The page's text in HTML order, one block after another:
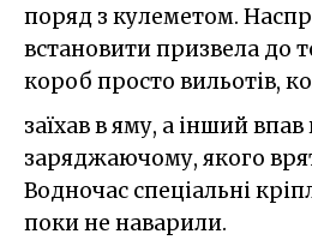
поряд з кулеметом.
встановити призвела до
короб просто вильотів,
заїхав в яму, а інший впав
заряджаючому, якого
Водночас спеціальні
поки не наварили.